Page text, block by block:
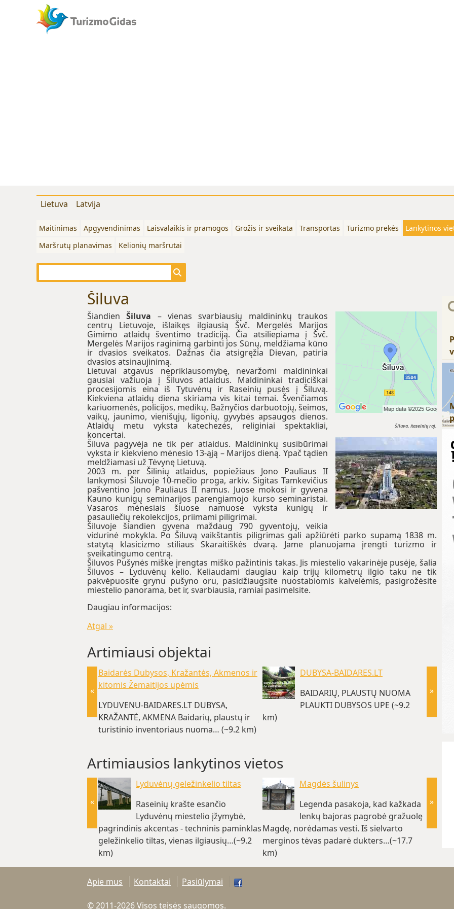
Lietuva Latvija
Maitinimas Apgyvendinimas Laisvalaikis ir pramogos Grožis ir sveikata Transportas Turizmo prekės Lankytinos
Maršrutų planavimas
Kelionių maršrutai
Šiluva
Šiluva, Raseinių raj.
ŠiandienŠiluva – vienas svarbiausių maldininkų traukos
centrų Lietuvoje, išlaikęs ilgiausią Švč. Mergelės Marijos
Gimimo atlaidų šventimo tradiciją. Čia atsiliepiama į Švč.
Mergelės Marijos raginimą garbinti jos Sūnų, meldžiama kūno
ir dvasios sveikatos. Dažnas čia atsigręžia Dievan, patiria
dvasios atsinaujinimą.
Lietuvai atgavus nepriklausomybę, nevaržomi maldininkai
gausiai važiuoja į Šiluvos atlaidus. Maldininkai tradiciškai
procesijomis eina iš Tytuvėnų ir Raseinių pusės į Šiluvą.
Kiekviena atlaidų diena skiriama vis kitai temai. Švenčiamos
kariuomenės, policijos, medikų, Bažnyčios darbuotojų, šeimos,
vaikų, jaunimo, vienišųjų, ligonių, gyvybės apsaugos dienos.
Atlaidų metu vyksta katechezės, religiniai spektakliai,
koncertai.
Šiluva pagyvėja ne tik per atlaidus. Maldininkų susibūrimai
vyksta ir kiekvieno mėnesio 13-ąją – Marijos dieną. Ypač tądien
meldžiamasi už Tėvynę Lietuvą.
2003 m. per Šilinių atlaidus, popiežiaus Jono Pauliaus II
lankymosi Šiluvoje 10-mečio proga, arkiv. Sigitas Tamkevičius
pašventino Jono Pauliaus II namus. Juose mokosi ir gyvena
Kauno kunigų seminarijos parengiamojo kurso seminaristai.
Vasaros mėnesiais šiuose namuose vyksta kunigų ir
pasauliečių rekolekcijos, priimami piligrimai.
Šiluvoje šiandien gyvena maždaug 790 gyventojų, veikia
vidurinė mokykla. Po Šiluvą vaikštantis piligrimas gali apžiūrėti parko supamą 1838 m.
statytą klasicizmo stiliaus Skaraitiškės dvarą. Jame planuojama įrengti turizmo ir
sveikatingumo centrą.
Šiluvos Pušynės miške įrengtas miško pažintinis takas. Jis miestelio vakarinėje pusėje, šalia
Šiluvos – Lyduvėnų kelio. Keliaudami daugiau kaip trijų kilometrų ilgio taku ne tik
pakvėpuosite grynu pušyno oru, pasidžiaugsite nuostabiomis kalvelėmis, pasigrožėsite
miestelio panorama, bet ir, svarbiausia, ramiai pasimelsite.
Daugiau informacijos:
Atgal »
Artimiausi objektai
Baidarės Dubysos, Kražantės, Akmenos ir
kitomis Žemaitijos upėmis
LYDUVENU-BAIDARES.LT DUBYSA,
KRAŽANTĖ, AKMENA Baidarių, plaustų ir
turistinio inventoriaus nuoma… (~9.2 km)
DUBYSA-BAIDARES.LT
BAIDARIŲ, PLAUSTŲ NUOMA
PLAUKTI DUBYSOS UPE (~9.2
km)
»
«
Artimiausios lankytinos vietos
Lyduvėnų geležinkelio tiltas
Raseinių krašte esančio
Lyduvėnų miestelio įžymybė,
pagrindinis akcentas - techninis paminklas
geležinkelio tiltas, vienas ilgiausių…(~9.2
km)
Magdės šulinys
Legenda pasakoja, kad kažkada
lenkų bajoras pagrobė gražuolę
Magdę, norėdamas vesti. Iš sielvarto
merginos tėvas padarė dukters…(~17.7
km)
»
«
Apie mus Kontaktai Pasiūlymai
© 2011-2026 Visos teisės saugomos.